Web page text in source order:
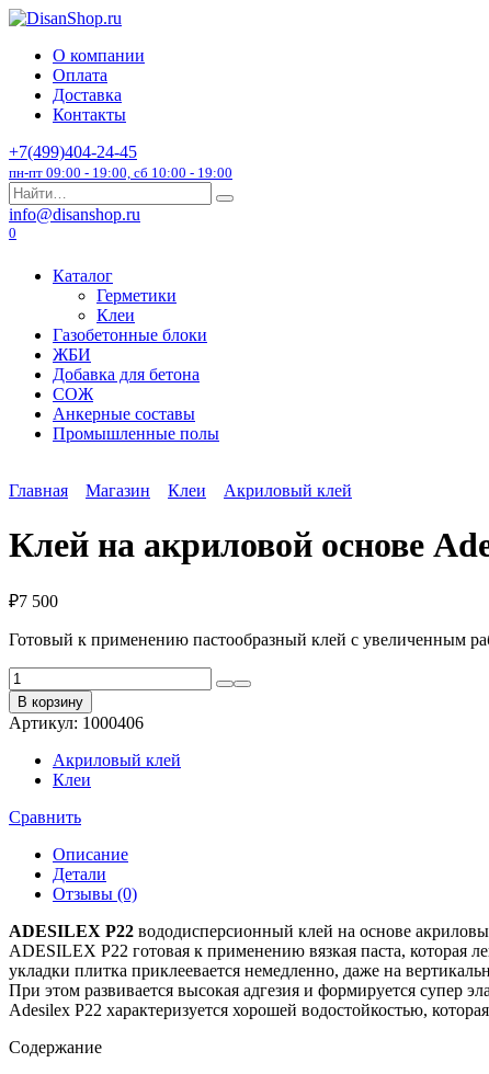
Перейти
содержанию
О компании
Оплата
Доставка
Контакты
+7(499)404-24-45
пн-пт 09:00 - 19:00, сб 10:00 - 19:00
Search
for:
info@disanshop.ru
0
Каталог
Герметики
Клеи
Газобетонные блоки
ЖБИ
Добавка для бетона
СОЖ
Анкерные составы
Промышленные полы
Главная Магазин Клеи Акриловый клей
Клей на акриловой основе
₽7 500
Готовый к применению пастообразный клей с увеличенным
Количество
товара
Клей
на
акриловой
основе
Adesilex
P22
В корзину
Артикул: 1000406
Акриловый клей
Клеи
Сравнить
Описание
Детали
Отзывы (0)
ADESILEX P22 вододисперсионный клей на основе
ADESILEX P22 готовая к применению вязкая паста, которая
укладки плитка приклеевается немедленно, даже на
При этом развивается высокая адгезия и формируется супер
Adesilex P22 характеризуется хорошей водостойкостью,
Содержание